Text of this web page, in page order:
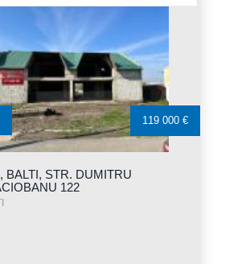
BALTI, STR. DUMITRU
122
119 000 €